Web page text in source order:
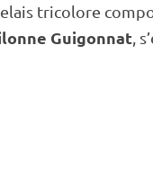
tricolore
Guigonnat ,